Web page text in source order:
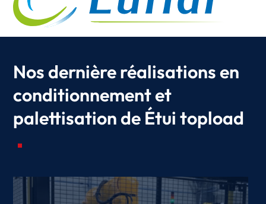
Nos dernière réalisations en
conditionnement et
palettisation de Étui topload